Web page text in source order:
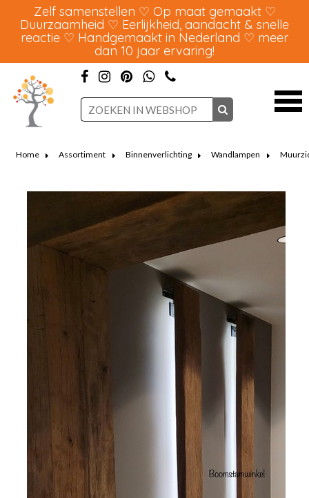
Zelf samenstellen ♡ Op maat gemaakt ♡
Duurzaamheid ♡ Eerlijkheid, aandacht & snelle
reactie ♡ Handgemaakt in Nederland ♡ meer
dan 10 jaar ervaring!
Home Assortiment Binnenverlichting Wandlampen